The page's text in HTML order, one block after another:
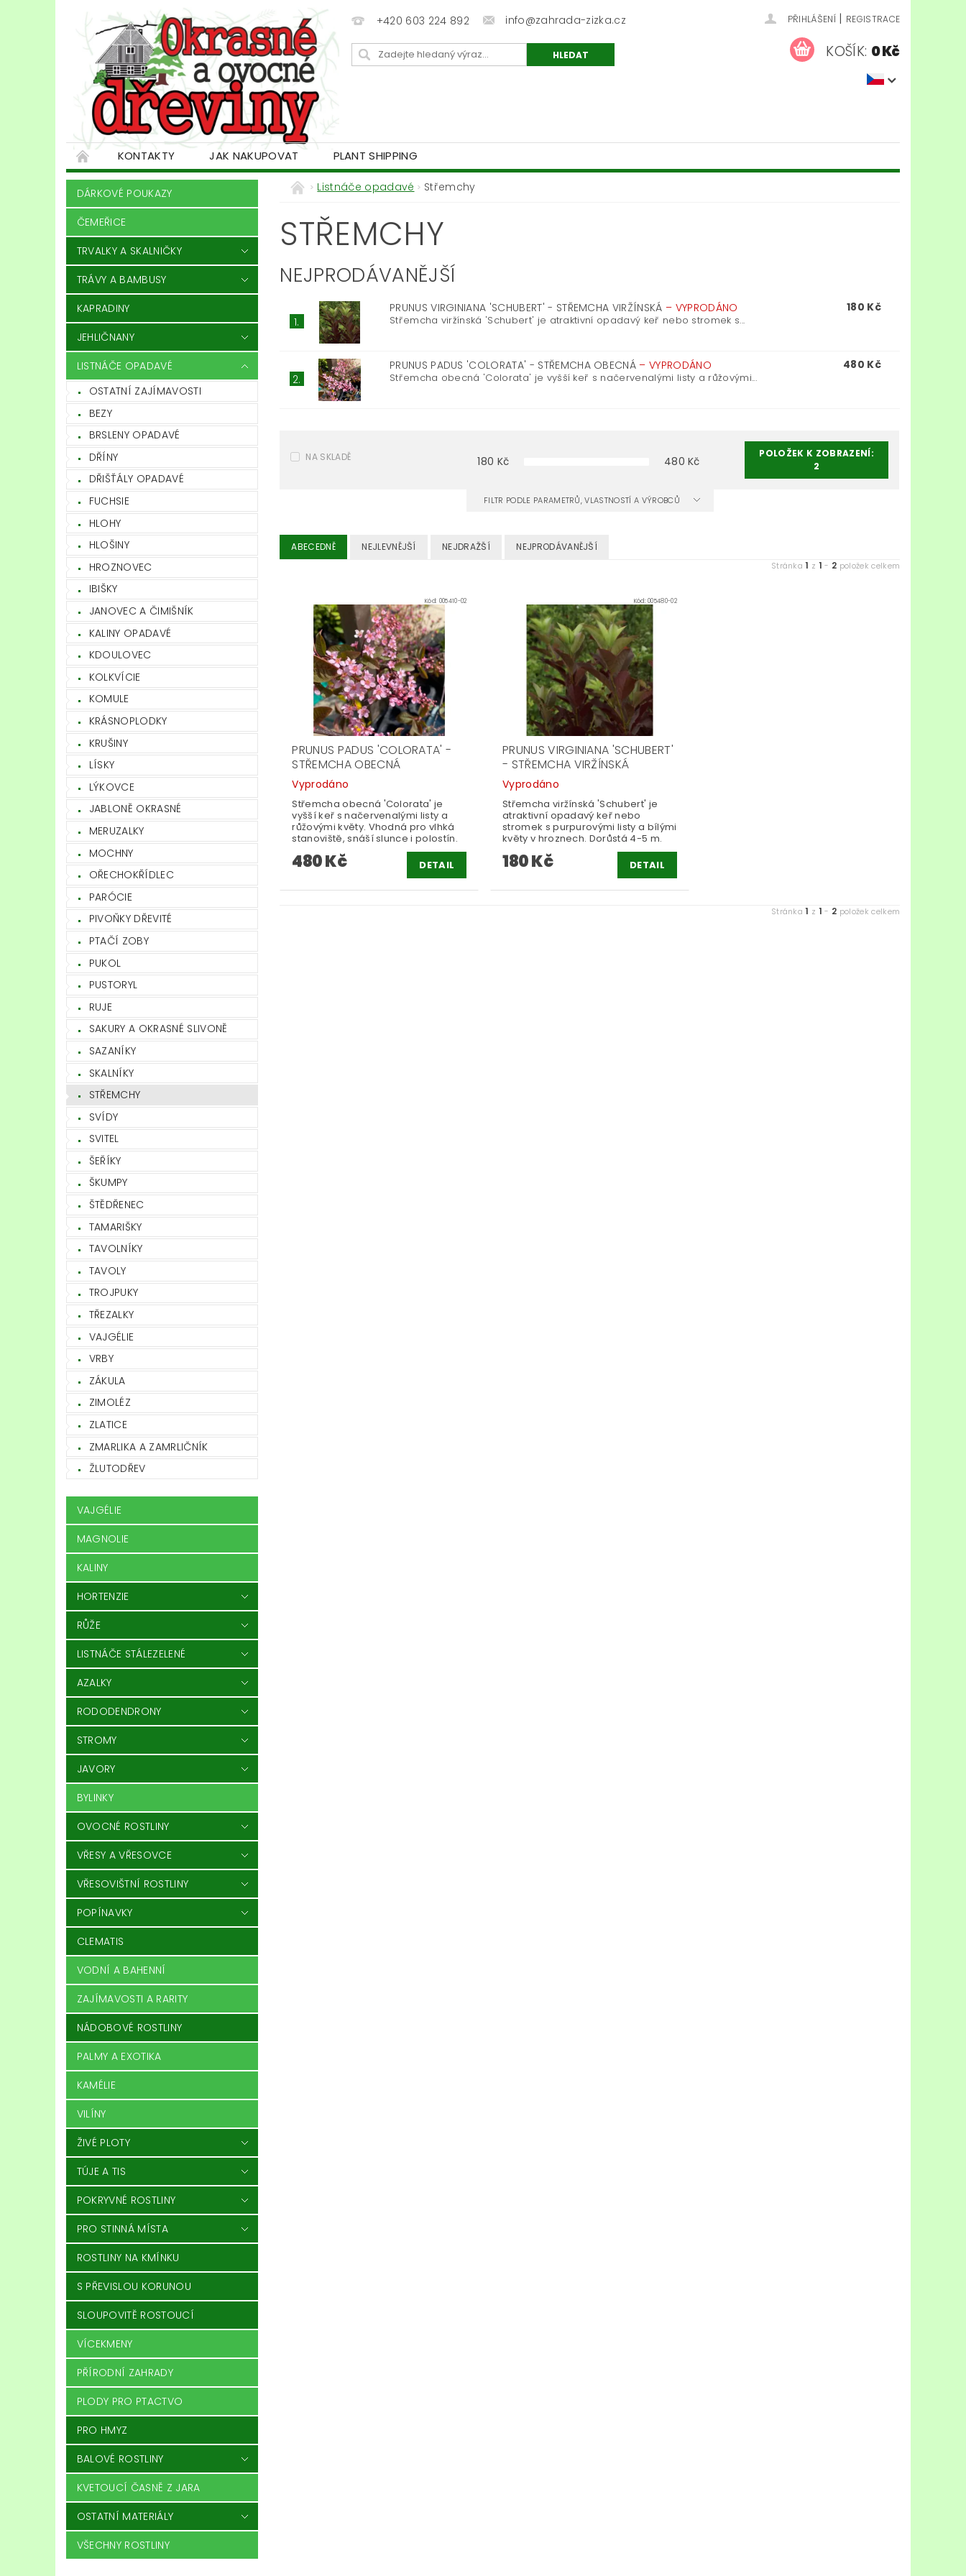
+420 603 224 892 info@zahrada-zizka.cz PŘIHLÁŠENÍ | REGISTRACE
KOŠÍK: 0 Kč
KONTAKTY JAK NAKUPOVAT PLANT SHIPPING
DÁRKOVÉ POUKAZY
ČEMEŘICE
TRVALKY A SKALNIČKY
TRÁVY A BAMBUSY
KAPRADINY
JEHLIČNANY
LISTNÁČE OPADAVÉ
OSTATNÍ ZAJÍMAVOSTI
BEZY
BRSLENY OPADAVÉ
DŘÍNY
DŘIŠŤÁLY OPADAVÉ
FUCHSIE
HLOHY
HLOŠINY
HROZNOVEC
IBIŠKY
JANOVEC A ČIMIŠNÍK
KALINY OPADAVÉ
KDOULOVEC
KOLKVÍCIE
KOMULE
KRÁSNOPLODKY
KRUŠINY
LÍSKY
LÝKOVCE
JABLONĚ OKRASNÉ
MERUZALKY
MOCHNY
OŘECHOKŘÍDLEC
PARÓCIE
PIVOŇKY DŘEVITÉ
PTAČÍ ZOBY
PUKOL
PUSTORYL
RUJE
SAKURY A OKRASNÉ SLIVONĚ
SAZANÍKY
SKALNÍKY
STŘEMCHY
SVÍDY
SVITEL
ŠEŘÍKY
ŠKUMPY
ŠTĚDŘENEC
TAMARIŠKY
TAVOLNÍKY
TAVOLY
TROJPUKY
TŘEZALKY
VAJGÉLIE
VRBY
ZÁKULA
ZIMOLÉZ
ZLATICE
ZMARLIKA A ZAMRLIČNÍK
ŽLUTODŘEV
VAJGÉLIE
MAGNOLIE
KALINY
HORTENZIE
RŮŽE
LISTNÁČE STÁLEZELENÉ
AZALKY
RODODENDRONY
STROMY
JAVORY
BYLINKY
OVOCNÉ ROSTLINY
VŘESY A VŘESOVCE
VŘESOVIŠTNÍ ROSTLINY
POPÍNAVKY
CLEMATIS
VODNÍ A BAHENNÍ
ZAJÍMAVOSTI A RARITY
NÁDOBOVÉ ROSTLINY
PALMY A EXOTIKA
KAMÉLIE
VILÍNY
ŽIVÉ PLOTY
TÚJE A TIS
POKRYVNÉ ROSTLINY
PRO STINNÁ MÍSTA
ROSTLINY NA KMÍNKU
S PŘEVISLOU KORUNOU
SLOUPOVITĚ ROSTOUCÍ
VÍCEKMENY
PŘÍRODNÍ ZAHRADY
PLODY PRO PTACTVO
PRO HMYZ
BALOVÉ ROSTLINY
KVETOUCÍ ČASNĚ Z JARA
OSTATNÍ MATERIÁLY
VŠECHNY ROSTLINY
Listnáče opadavé Střemchy
STŘEMCHY
NEJPRODÁVANĚJŠÍ
1.
PRUNUS VIRGINIANA 'SCHUBERT' - STŘEMCHA VIRŽÍNSKÁ – VYPRODÁNO
Střemcha viržínská 'Schubert' je atraktivní opadavý keř nebo stromek s...
180 Kč
2.
PRUNUS PADUS 'COLORATA' - STŘEMCHA OBECNÁ –VYPRODÁNO
Střemcha obecná 'Colorata' je vyšší keř s načervenalými listy a růžovými...
480 Kč
NA SKLADĚ 180 Kč 480 Kč
POLOŽEK K ZOBRAZENÍ:
2
FILTR PODLE PARAMETRŮ, VLASTNOSTÍ A VÝROBCŮ
ABECEDNĚ NEJLEVNĚJŠÍ NEJDRAŽŠÍ NEJPRODÁVANĚJŠÍ
Stránka1 z 1 - 2 položek celkem
Kód: 005410-02
PRUNUS PADUS 'COLORATA' -
STŘEMCHA OBECNÁ
Vyprodáno
Střemcha obecná 'Colorata' je
vyšší keř s načervenalými listy a
růžovými květy. Vhodná pro vlhká
stanoviště, snáší slunce i polostín.
480 Kč DETAIL
Kód:005480-02
PRUNUS VIRGINIANA 'SCHUBERT'
- STŘEMCHA VIRŽÍNSKÁ
Vyprodáno
Střemcha viržínská 'Schubert' je
atraktivní opadavý keř nebo
stromek s purpurovými listy a bílými
květy v hroznech. Dorůstá 4-5 m.
180 Kč DETAIL
Stránka1 z 1 - 2 položek celkem